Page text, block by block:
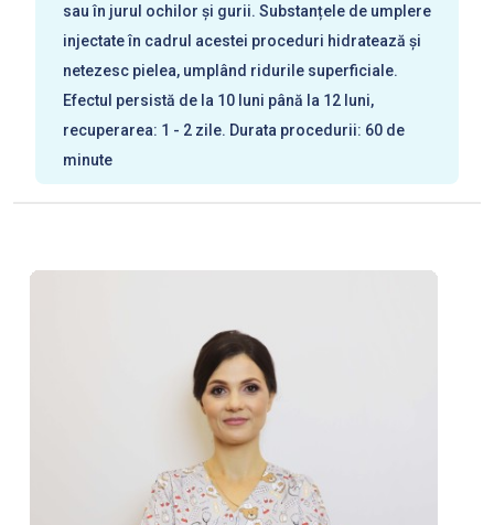
sau în jurul ochilor și gurii. Substanțele de umplere
injectate în cadrul acestei proceduri hidratează și
netezesc pielea, umplând ridurile superficiale.
Efectul persistă de la 10 luni până la 12 luni,
recuperarea: 1 - 2 zile. Durata procedurii: 60 de
minute